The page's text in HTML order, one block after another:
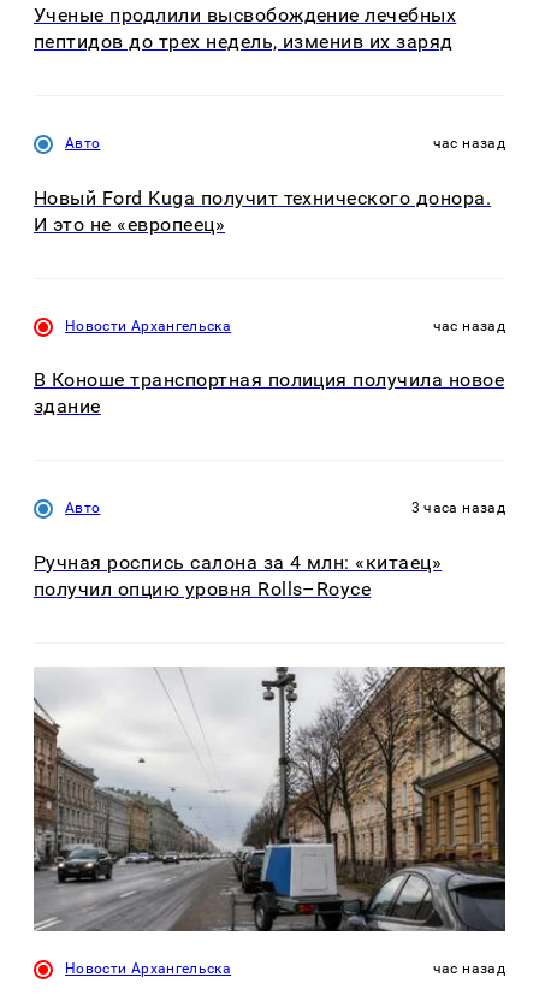
Ученые продлили высвобождение лечебных
пептидов до трех недель, изменив их заряд
Авто час назад
Новый Ford Kuga получит технического донора.
И это не «европеец»
Новости Архангельска час назад
В Коноше транспортная полиция получила новое
здание
Авто 3 часа назад
Ручная роспись салона за 4 млн: «китаец»
получил опцию уровня Rolls–Royce
Новости Архангельска час назад